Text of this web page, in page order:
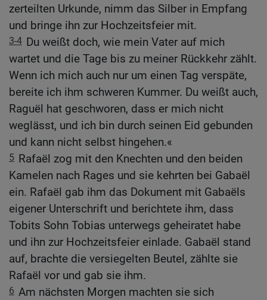
zerteilten Urkunde, nimm das Silber in Empfang
und bringe ihn zur Hochzeitsfeier mit.
3-4 Du weißt doch, wie mein Vater auf mich
wartet und die Tage bis zu meiner Rückkehr zählt.
Wenn ich mich auch nur um einen Tag verspäte,
bereite ich ihm schweren Kummer. Du weißt auch,
Raguël hat geschworen, dass er mich nicht
weglässt, und ich bin durch seinen Eid gebunden
und kann nicht selbst hingehen.«
5 Rafaël zog mit den Knechten und den beiden
Kamelen nach Rages und sie kehrten bei Gabaël
ein. Rafaël gab ihm das Dokument mit Gabaëls
eigener Unterschrift und berichtete ihm, dass
Tobits Sohn Tobias unterwegs geheiratet habe
und ihn zur Hochzeitsfeier einlade. Gabaël stand
auf, brachte die versiegelten Beutel, zählte sie
Rafaël vor und gab sie ihm.
6 Am nächsten Morgen machten sie sich